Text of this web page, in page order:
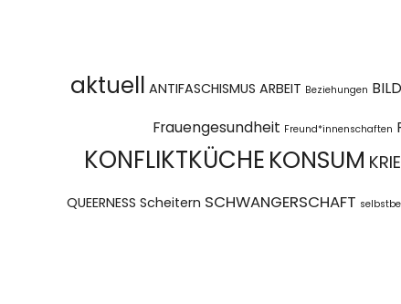
aktuell ANTIFASCHISMUS ARBEIT Beziehungen
Frauengesundheit Freund*innenschaften
KONFLIKTKÜCHEKONSUM
QUEERNESS Scheitern SCHWANGERSCHAFT